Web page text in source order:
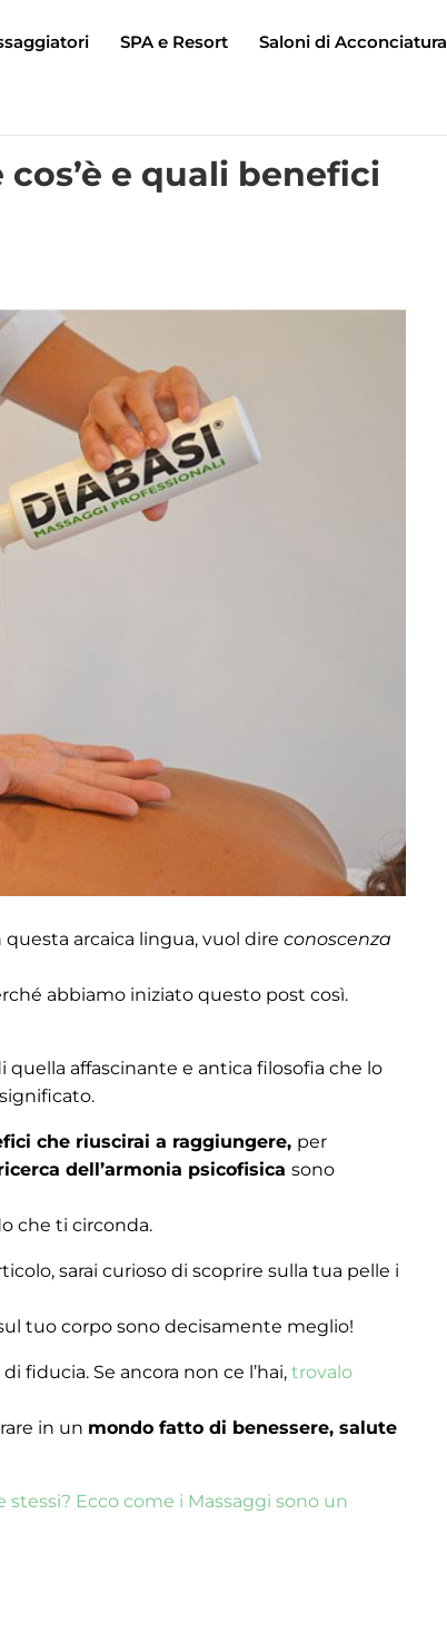
SPA e Resort Saloni di Acconciatura
e quali benefici
questa arcaica lingua, vuol direconoscenza
abbiamo iniziato questo post così.
quella affascinante e antica filosofia che lo
che riuscirai a raggiungere, per
dell’armonia psicofisicasono
che ti circonda.
sarai curioso di scoprire sulla tua pelle i
tuo corpo sono decisamente meglio!
fiducia. Se ancora non ce l’hai,trovalo
in un mondo fatto di benessere, salute
Ecco come i Massaggi sono un